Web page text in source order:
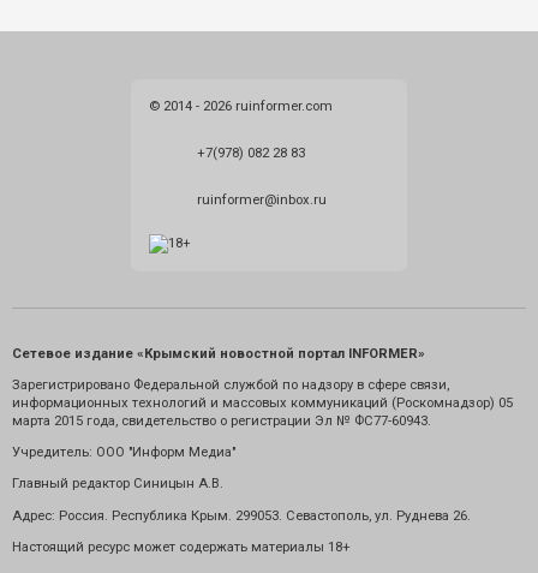
© 2014 - 2026 ruinformer.com
+7(978) 082 28 83
ruinformer@inbox.ru
Сетевое издание «Крымский новостной портал INFORMER»
Зарегистрировано Федеральной службой по надзору в сфере связи,
информационных технологий и массовых коммуникаций (Роскомнадзор) 05
марта 2015 года, свидетельство о регистрации Эл № ФС77-60943.
Учредитель: ООО "Информ Медиа"
Главный редактор Синицын А.В.
Адрес: Россия. Республика Крым. 299053. Севастополь, ул. Руднева 26.
Настоящий ресурс может содержать материалы 18+